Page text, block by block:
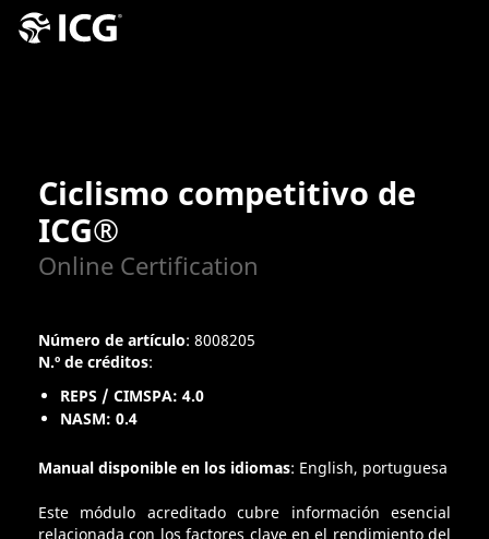
Ciclismo competitivo de
ICG®
Online Certification
Número de artículo: 8008205
N.º de créditos:
REPS / CIMSPA: 4.0
NASM: 0.4
Manual disponible en los idiomas: English, portuguesa
Este módulo acreditado cubre información esencial
relacionada con los factores clave en el rendimiento del